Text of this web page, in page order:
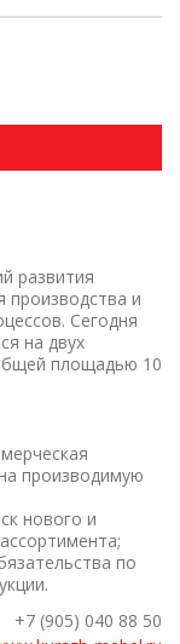
развития
производства и
Сегодня
на двух
площадью 10
производимую
нового и
по
+7 (905) 040 88 50